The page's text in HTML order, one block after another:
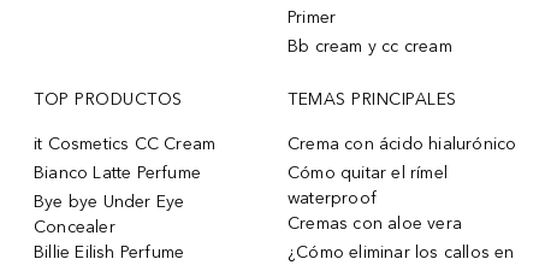
Primer
Bb cream y cc cream
TOP PRODUCTOS
it Cosmetics CC Cream
Bianco Latte Perfume
Bye bye Under Eye
Concealer
Billie Eilish Perfume
TEMAS PRINCIPALES
Crema con ácido hialurónico
Cómo quitar el rímel
waterproof
Cremas con aloe vera
¿Cómo eliminar los callos en